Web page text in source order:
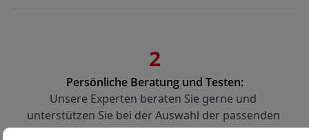
2
Persönliche Beratung und Testen:
Unsere Experten beraten Sie gerne und
unterstützen Sie bei der Auswahl der passenden
Maschine. Sie haben die Möglichkeit, die